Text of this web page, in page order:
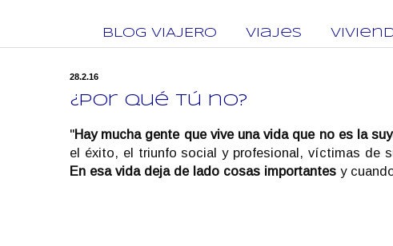
BLOG VIAJERO Viajes
28.2.16
¿Por qué tú no?
"Hay mucha gente que vive una vida que no es la
el éxito, el triunfo social y profesional, víctimas de
En esa vida deja de lado cosas importantes y